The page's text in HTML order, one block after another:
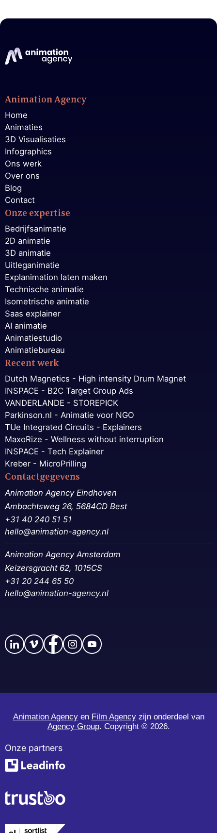
Animation Agency
Home
Animaties
3D Visualisaties
Infographics
Ons werk
Over ons
Blog
Contact
Onze expertise
Bedrijfsanimatie
2D animatie
3D animatie
Uitleganimatie
Explanimation laten maken
Technische animatie
Isometrische animatie
Saas explainer
AI animatie
Animatiestudio
Animatiebureau
Recent werk
Dutch Magnetics - High intensity Drum Magnet
INSPACE - B2C Target Group Ads
VANDERLANDE - STOREPICK
Parkinson.nl - Animatie voor NGO
TUe Integrated Circuits - Explainers
MaxoRize - Wellness without interruption
INSPACE - Tech Explainer
Kreber - MicroPrilling
Contactgegevens
Animation Agency Eindhoven
Ambachtsweg 26, 5684CD Best
+31 40 240 51 51
hello@animation-agency.nl
Animation Agency Amsterdam
Keizersgracht 62, 1015CS
+31 20 244 65 50‬
hello@animation-agency.nl
Animation Agencyen Film Agencyzijn onderdeel van
Agency Group. Copyright © 2026.
Onze partners